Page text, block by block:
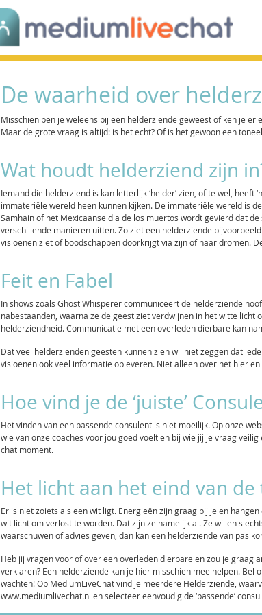
De waarheid over
Misschien ben je weleens bij een helderziende geweest of ken je
Maar de grote vraag is altijd: is het echt? Of is het gewoon een
Wat houdt helderziend zijn
Iemand die helderziend is kan letterlijk ‘helder’ zien, of te wel,
immateriële wereld heen kunnen kijken. De immateriële wereld is
Samhain of het Mexicaanse dia de los muertos wordt gevierd dat
verschillende manieren uitten. Zo ziet een helderziende
visioenen ziet of boodschappen doorkrijgt via zijn of haar dromen.
Feit en Fabel
In shows zoals Ghost Whisperer communiceert de helderziende
nabestaanden, waarna ze de geest ziet verdwijnen in het witte
helderziendheid. Communicatie met een overleden dierbare kan
Dat veel helderzienden geesten kunnen zien wil niet zeggen dat
visioenen ook veel informatie opleveren. Niet alleen over het hier
Hoe vind je de ‘juiste’
Het vinden van een passende consulent is niet moeilijk. Op onze
wie van onze coaches voor jou goed voelt en bij wie jij je vraag
chat moment.
Het licht aan het eind van
Er is niet zoiets als een wit ligt. Energieën zijn graag bij je en
wit licht om verlost te worden. Dat zijn ze namelijk al. Ze willen
waarschuwen of advies geven, dan kan een helderziende van pas
Heb jij vragen voor of over een overleden dierbare en zou je graag
verklaren? Een helderziende kan je hier misschien mee helpen.
wachten! Op MediumLiveChat vind je meerdere Helderziende,
www.mediumlivechat.nl en selecteer eenvoudig de ‘passende’